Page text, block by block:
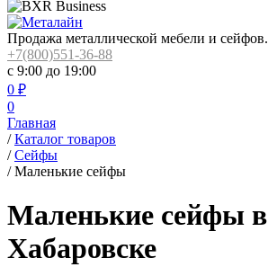
Продажа металлической мебели и сейфов.
+7(800)551-36-88
с 9:00 до 19:00
0 ₽
0
Главная
/ Каталог товаров
/ Сейфы
/ Маленькие сейфы
Маленькие сейфы в
Хабаровске